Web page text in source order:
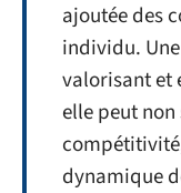
ajoutée des
individu.
valorisant et
elle peut
dynamique